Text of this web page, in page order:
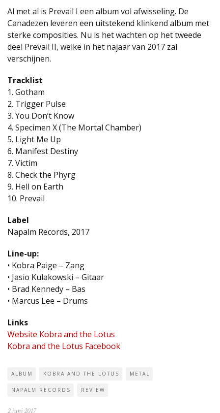
Al met al is Prevail I een album vol afwisseling. De
Canadezen leveren een uitstekend klinkend album met
sterke composities. Nu is het wachten op het tweede
deel Prevail II, welke in het najaar van 2017 zal
verschijnen.
Tracklist
1. Gotham
2. Trigger Pulse
3. You Don’t Know
4. Specimen X (The Mortal Chamber)
5. Light Me Up
6. Manifest Destiny
7. Victim
8. Check the Phyrg
9. Hell on Earth
10. Prevail
Label
Napalm Records, 2017
Line-up:
• Kobra Paige – Zang
• Jasio Kulakowski – Gitaar
• Brad Kennedy – Bas
• Marcus Lee – Drums
Links
Website Kobra and the Lotus
Kobra and the Lotus Facebook
ALBUM KOBRA AND THE LOTUS METAL
NAPALM RECORDS REVIEW
2 juni 2017